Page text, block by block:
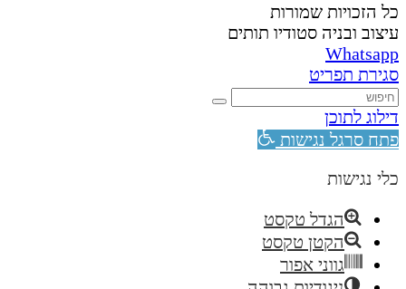
כל הזכויות שמורות
עיצוב ובניה סטודיו תותים
Whatsapp
סגירת תפריט
דילוג לתוכן
פתח סרגל נגישות
כלי נגישות
הגדל טקסט
הקטן טקסט
גווני אפור